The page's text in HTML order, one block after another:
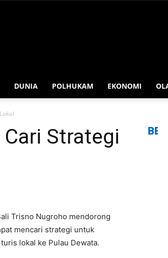
DUNIA POLHUKAM EKONOMI
Strategi
Trisno Nugroho mendorong
mencari strategi untuk
lokal ke Pulau Dewata.